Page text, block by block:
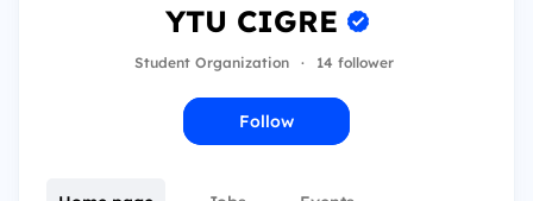
YTU CIGRE
Student Organization · 14 follower
Follow